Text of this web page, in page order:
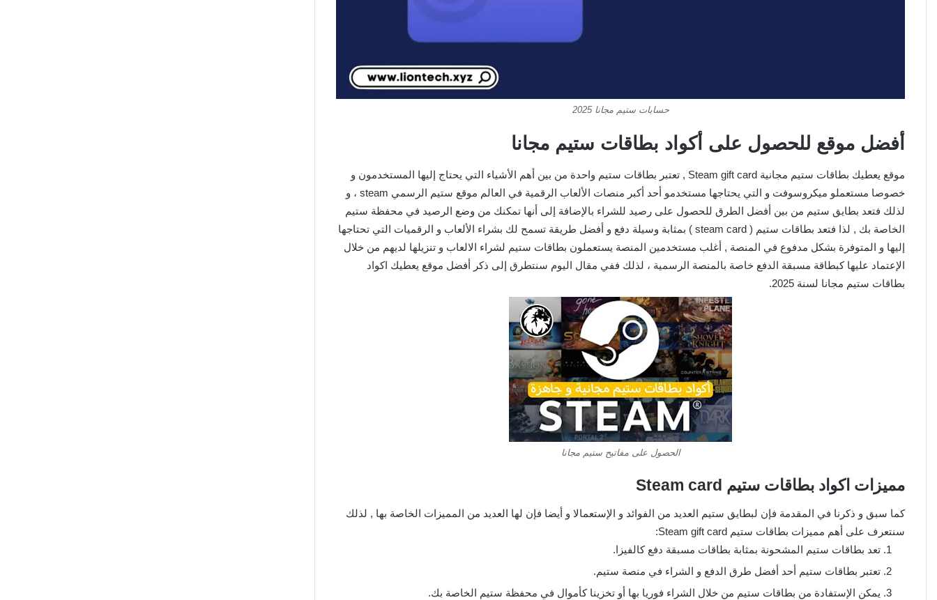
حسابات ستيم مجانا 2025
أفضل موقع للحصول على أكواد بطاقات ستيم مجانا
موقع يعطيك بطاقات ستيم مجانية Steam gift card , تعتبر بطاقات ستيم واحدة من بين أهم الأشياء التي يحتاج إليها المستخدمون و
خصوصا مستعملو ميكروسوفت و التي يحتاجها مستخدمو أحد أكبر منصات الألعاب الرقمية في العالم موقع ستيم الرسمي steam ، و
لذلك فتعد بطايق ستيم من بين أفضل الطرق للحصول على رصيد للشراء بالإضافة إلى أنها تمكنك من وضع الرصيد في محفظة ستيم
الخاصة بك , لذا فتعد بطاقات ستيم ( steam card ) بمثابة وسيلة دفع و أفضل طريقة تسمح لك بشراء الألعاب و الرقميات التي تحتاجها
إليها و المتوفرة بشكل مدفوع في المنصة , أغلب مستخدمين المنصة يستعملون بطاقات ستيم لشراء الالعاب و تنزيلها لديهم من خلال
الإعتماد عليها كبطاقة مسبقة الدفع خاصة بالمنصة الرسمية ، لذلك ففي مقال اليوم سنتطرق إلى ذكر أفضل موقع يعطيك اكواد
بطاقات ستيم مجانا لسنة 2025.
الحصول على مفاتيح ستيم مجانا
مميزات اكواد بطاقات ستيم Steam card
كما سبق و ذكرنا في المقدمة فإن لبطايق ستيم العديد من الفوائد و الإستعمالا و أيضا فإن لها العديد من المميزات الخاصة بها , لذلك
سنتعرف على أهم مميزات بطاقات ستيم Steam gift card:
تعد بطاقات ستيم المشحونة بمثابة بطاقات مسبقة دفع كالفيزا.
تعتبر بطاقات ستيم أحد أفضل طرق الدفع و الشراء في منصة ستيم.
يمكن الإستفادة من بطاقات ستيم من خلال الشراء فوريا بها أو تخزينا كأموال في محفظة ستيم الخاصة بك.